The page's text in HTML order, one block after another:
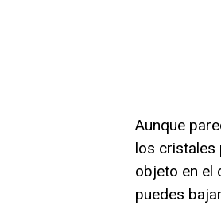
Aunque
los cristales
objeto en el
puedes